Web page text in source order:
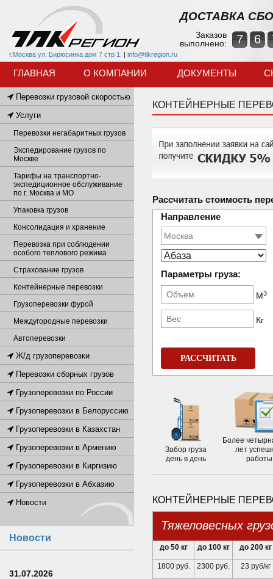
г.Москва ул. Бирюсинка дом 7 стр 1. | info@tlkregion.ru
ДОСТАВКА
Заказов
выполнено:
7 6
ГЛАВНАЯ О КОМПАНИИ ДОКУМЕНТЫ
КОНТЕЙНЕРНЫЕ
Рассчитать стоимость
Направление
Параметры груза:
М3
Кг
РАССЧИТАТЬ
Забор груза
день в день
Более
лет
работы
КОНТЕЙНЕРНЫЕ
Тяжеловесных
до 50 кг до 100 кг до 200 кг
1800 руб. 2300 руб. 23 руб/кг
Перевозки грузовой скоростью
Услуги
Перевозки негабаритных грузов
Экспедирование грузов по
Москве
Тарифы на транспортно-
экспедиционное обслуживание
по г. Москва и МО
Упаковка грузов
Консолидация и хранение
Перевозка при соблюдении
особого теплового режима
Страхование грузов
Контейнерные перевозки
Грузоперевозки фурой
Междугородные перевозки
Автоперевозки
Ж/д грузоперевозки
Перевозки сборных грузов
Грузоперевозки по России
Грузоперевозки в Белоруссию
Грузоперевозки в Казахстан
Грузоперевозки в Армению
Грузоперевозки в Киргизию
Грузоперевозки в Абхазию
Новости
Новости
31.07.2026